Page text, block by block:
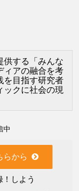
供する「みんな
ィアの融合を考
を目指す研究者
ックに社会の現
中
らから
しよう